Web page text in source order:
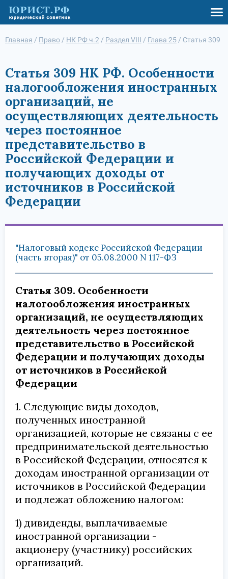
Главная / Право / НК РФ ч.2 / Раздел VIII / Глава 25 / Статья 309
Статья 309 НК РФ. Особенности
налогообложения иностранных
организаций, не
осуществляющих деятельность
через постоянное
представительство в
Российской Федерации и
получающих доходы от
источников в Российской
Федерации
"Налоговый кодекс Российской Федерации
(часть вторая)" от 05.08.2000 N 117-ФЗ
Статья 309. Особенности
налогообложения иностранных
организаций, не осуществляющих
деятельность через постоянное
представительство в Российской
Федерации и получающих доходы
от источников в Российской
Федерации
1. Следующие виды доходов,
полученных иностранной
организацией, которые не связаны с ее
предпринимательской деятельностью
в Российской Федерации, относятся к
доходам иностранной организации от
источников в Российской Федерации
и подлежат обложению налогом:
1) дивиденды, выплачиваемые
иностранной организации -
акционеру (участнику) российских
организаций.